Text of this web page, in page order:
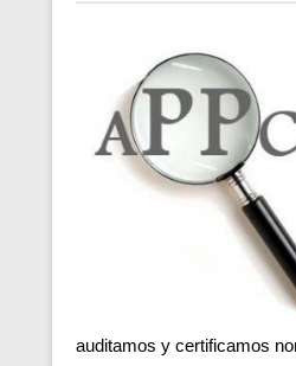
auditamos y certificamos